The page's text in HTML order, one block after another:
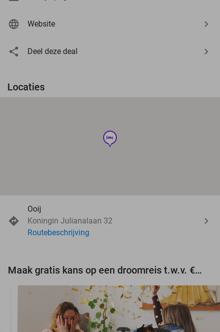
Website
Deel deze deal
Locaties
hotel
Ooij
Koningin Julianalaan 32
Routebeschrijving
Maak gratis kans op een droomreis t.w.v. €3.000!